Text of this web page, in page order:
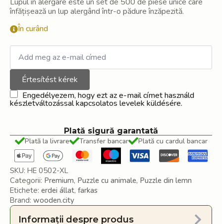
înfățișează un lup alergând într-o pădure înzăpezită.
În curând
Értesítést kérek
Engedélyezem, hogy ezt az e-mail címet használd
készletváltozással kapcsolatos levelek küldésére.
Plată sigură garantată
Plată la livrare
Transfer bancar Plată cu cardul bancar
SKU: HE 0502-XL
Categorii: Premium, Puzzle cu animale, Puzzle din lemn
Etichete: erdei állat, farkas
Brand: wooden.city
Informații despre produs